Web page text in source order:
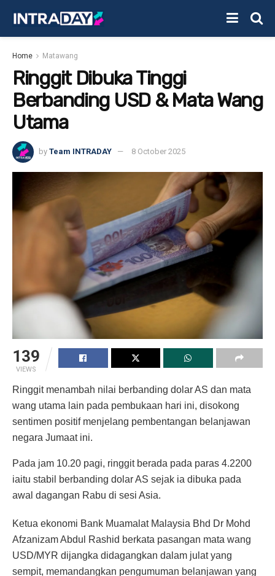
Home Matawang
Ringgit Dibuka Tinggi
Berbanding USD & Mata Wang
Utama
by Team INTRADAY 8 October 2025
139
VIEWS
Ringgit menambah nilai berbanding dolar AS dan mata
wang utama lain pada pembukaan hari ini, disokong
sentimen positif menjelang pembentangan belanjawan
negara Jumaat ini.
Pada jam 10.20 pagi, ringgit berada pada paras 4.2200
iaitu stabil berbanding dolar AS sejak ia dibuka pada
awal dagangan Rabu di sesi Asia.
Ketua ekonomi Bank Muamalat Malaysia Bhd Dr Mohd
Afzanizam Abdul Rashid berkata pasangan mata wang
USD/MYR dijangka didagangkan dalam julat yang
sempit, memandangkan pengumuman belanjawan yang